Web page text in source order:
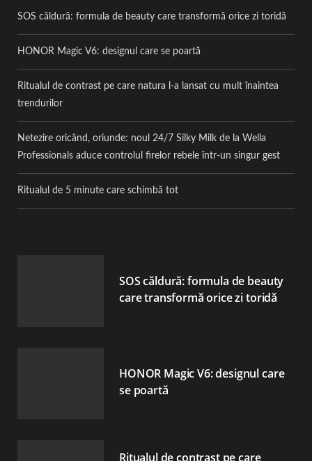
SOS căldură: formula de beauty care transformă orice zi toridă
HONOR Magic V6: designul care se poartă
Ritualul de contrast pe care natura l-a lansat cu mult înaintea
trendurilor
Netezire oricând, oriunde: noul 24/7 Silky Milk de la Wella
Professionals aduce controlul firelor rebele într-un singur gest
Ritualul de 5 minute care schimbă tot
SOS căldură: formula de beauty
care transformă orice zi toridă
HONOR Magic V6: designul care
se poartă
Ritualul de contrast pe care